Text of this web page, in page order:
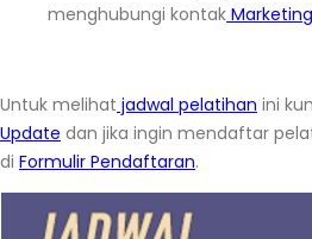
menghubungi kontak
Untuk melihat jadwal pelatihan ini
Update dan jika ingin mendaftar
di Formulir Pendaftaran.